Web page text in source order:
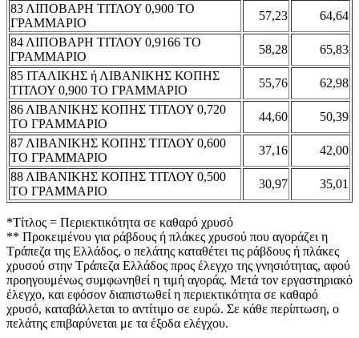
83 ΛΙΠΟΒΑΡΗ ΤΙΤΛΟΥ 0,900 ΤΟ
ΓΡΑΜΜΑΡΙΟ
57,23
64,64
84 ΛΙΠΟΒΑΡΗ ΤΙΤΛΟΥ 0,9166 ΤΟ
ΓΡΑΜΜΑΡΙΟ
58,28
65,83
85 ΙΤΑΛΙΚΗΣ ή ΛΙΒΑΝΙΚΗΣ ΚΟΠΗΣ
ΤΙΤΛΟΥ 0,900 ΤΟ ΓΡΑΜΜΑΡΙΟ
55,76
62,98
86 ΛΙΒΑΝΙΚΗΣ ΚΟΠΗΣ ΤΙΤΛΟΥ 0,720
ΤΟ ΓΡΑΜΜΑΡΙΟ
44,60
50,39
87 ΛΙΒΑΝΙΚΗΣ ΚΟΠΗΣ ΤΙΤΛΟΥ 0,600
ΤΟ ΓΡΑΜΜΑΡΙΟ
37,16
42,00
88 ΛΙΒΑΝΙΚΗΣ ΚΟΠΗΣ ΤΙΤΛΟΥ 0,500
ΤΟ ΓΡΑΜΜΑΡΙΟ
30,97 35,01
*Τίτλος = Περιεκτικότητα σε καθαρό χρυσό
** Προκειμένου για ράβδους ή πλάκες χρυσού που αγοράζει η
Τράπεζα της Ελλάδος, ο πελάτης καταθέτει τις ράβδους ή πλάκες
χρυσού στην Τράπεζα Ελλάδος προς έλεγχο της γνησιότητας, αφού
προηγουμένως συμφωνηθεί η τιμή αγοράς. Μετά τον εργαστηριακό
έλεγχο, και εφόσον διαπιστωθεί η περιεκτικότητα σε καθαρό
χρυσό, καταβάλλεται το αντίτιμο σε ευρώ. Σε κάθε περίπτωση, ο
πελάτης επιβαρύνεται με τα έξοδα ελέγχου.